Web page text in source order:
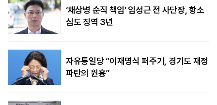
‘채상병 순직 책임’ 임성근 전 사단장, 항소
심도 징역 3년
자유통일당 “이재명식 퍼주기, 경기도 재정
파탄의 원흉”